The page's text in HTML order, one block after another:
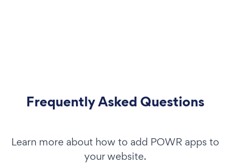
Frequently Asked Questions
Learn more about how to add POWR apps to
your website.